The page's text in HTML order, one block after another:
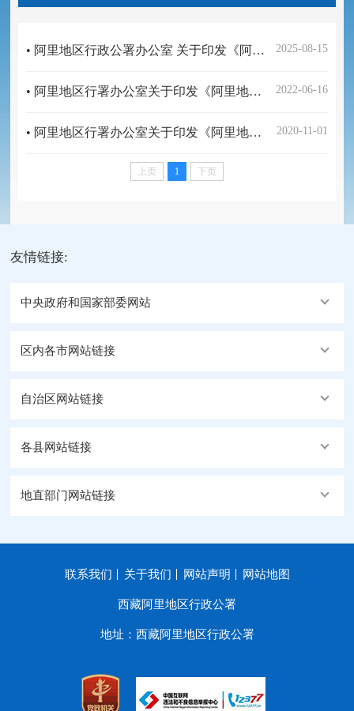
2025-08-15
• 阿里地区行政公署办公室 关于印发《阿里地区12345政务服务便民热线工作规则（试行）》的通知
2022-06-16
• 阿里地区行署办公室关于印发《阿里地区网络预约出租汽车经营服务管理实施细则（试行）》的通知
2020-11-01
• 阿里地区行署办公室关于印发《阿里地区政务服务中心运行管理暂行办法》的通知
上页 1 下页
友情链接:
中央政府和国家部委网站
区内各市网站链接
自治区网站链接
各县网站链接
地直部门网站链接
联系我们 关于我们 网站声明 网站地图
西藏阿里地区行政公署
地址：西藏阿里地区行政公署